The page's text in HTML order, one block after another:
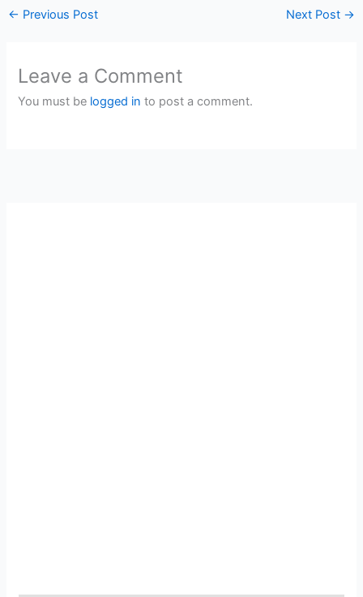
← Previous Post Next Post →
Leave a Comment
You must be logged in to post a comment.